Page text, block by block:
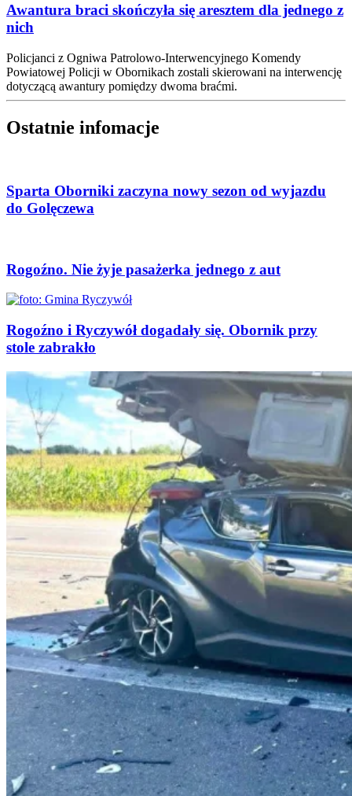
Awantura braci skończyła się aresztem dla jednego z
nich
Policjanci z Ogniwa Patrolowo-Interwencyjnego Komendy
Powiatowej Policji w Obornikach zostali skierowani na interwencję
dotyczącą awantury pomiędzy dwoma braćmi.
Ostatnie infomacje
Sparta Oborniki zaczyna nowy sezon od wyjazdu
do Golęczewa
Rogoźno. Nie żyje pasażerka jednego z aut
Rogoźno i Ryczywół dogadały się. Obornik przy
stole zabrakło